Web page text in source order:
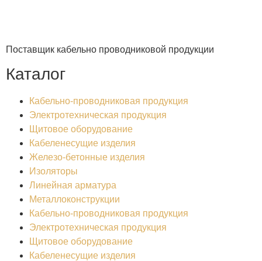
Поставщик кабельно проводниковой продукции
Каталог
Кабельно-проводниковая продукция
Электротехническая продукция
Щитовое оборудование
Кабеленесущие изделия
Железо-бетонные изделия
Изоляторы
Линейная арматура
Металлоконструкции
Кабельно-проводниковая продукция
Электротехническая продукция
Щитовое оборудование
Кабеленесущие изделия